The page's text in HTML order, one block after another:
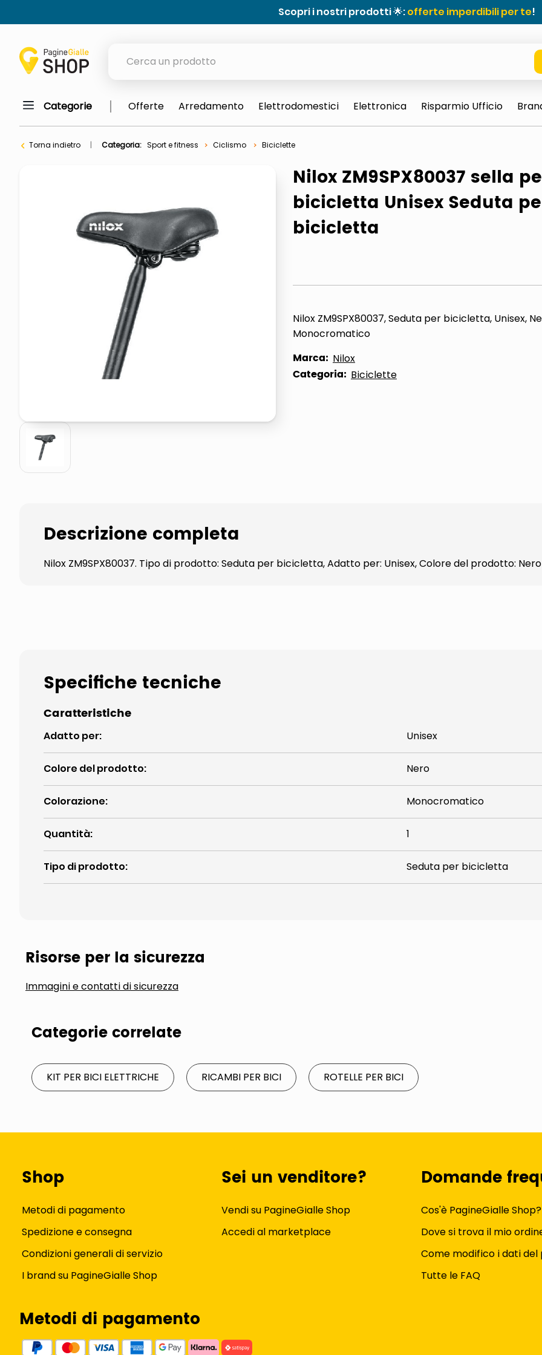
Scopri i nostri prodotti 🌟:offerte imperdibili per te!
meme
lucidatrice pavimenti
italia independent occhiali sole 0703 thin rotondo sun
pattumiera raccolta differenziata
elenco telefonico
asciuga capelli spazzola
Categorie Offerte Arredamento Elettrodomestici Elettronica Risparmio Ufficio
Torna indietro Categoria: Sport e fitness Ciclismo Biciclette
Nilox ZM9SPX80037 sella
bicicletta Unisex Seduta
bicicletta
Nilox ZM9SPX80037, Seduta per bicicletta, Unisex,
Monocromatico
Marca: Nilox
Categoria: Biciclette
Descrizione completa
Nilox ZM9SPX80037. Tipo di prodotto: Seduta per bicicletta, Adatto per: Unisex, Colore del prodotto: Nero
Specifiche tecniche
Caratteristiche
Adatto per: Unisex
Colore del prodotto: Nero
Colorazione: Monocromatico
Quantità: 1
Tipo di prodotto: Seduta per bicicletta
Risorse per la sicurezza
Immagini e contatti di sicurezza
Categorie correlate
KIT PER BICI ELETTRICHE RICAMBI PER BICI ROTELLE PER BICI
Shop
Metodi di pagamento
Spedizione e consegna
Condizioni generali di servizio
I brand su PagineGialle Shop
Sei un venditore?
Vendi su PagineGialle Shop
Accedi al marketplace
Domande
Cos'è PagineGialle Shop?
Dove si trova il mio
Come modifico i dati del
Tutte le FAQ
Metodi di pagamento